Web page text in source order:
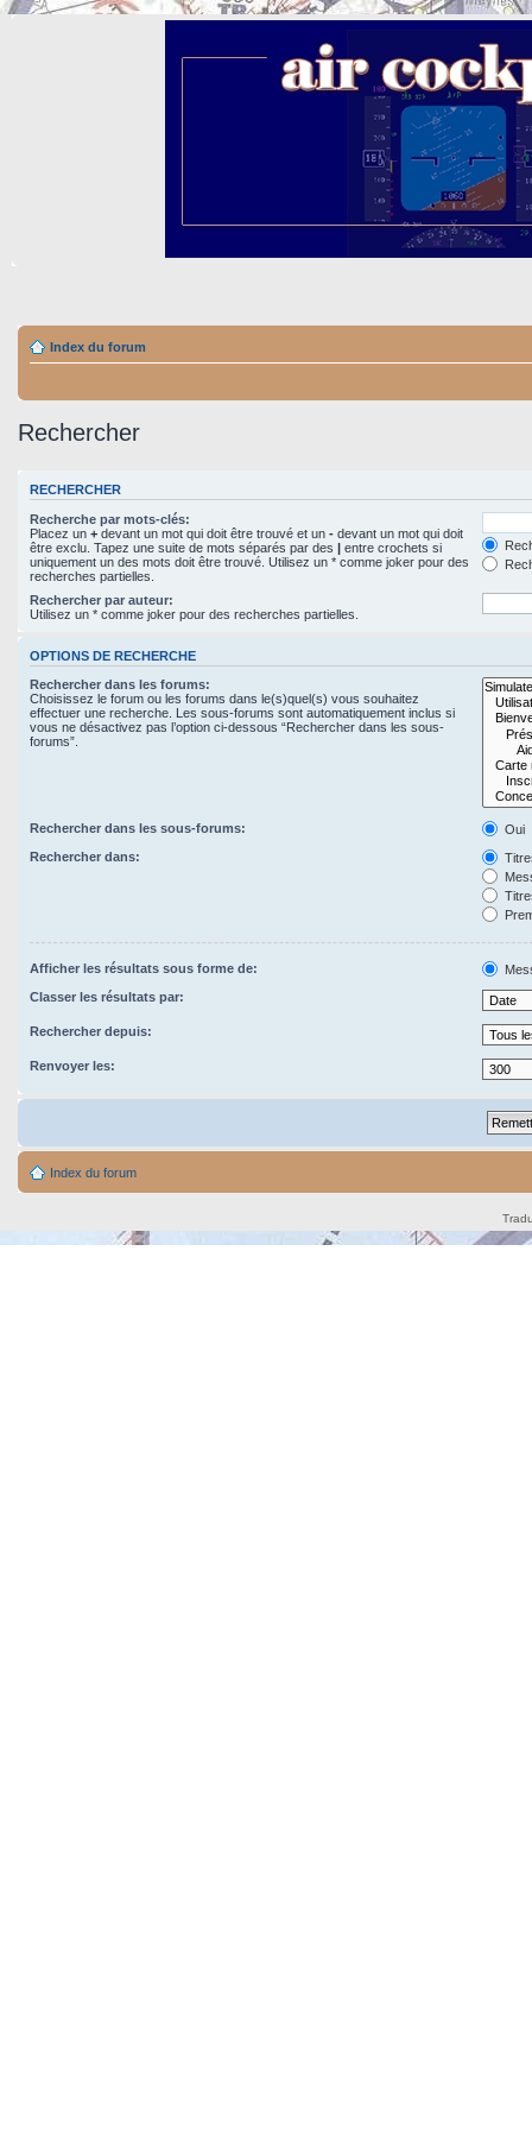
Index du forum
Rechercher
RECHERCHER
Recherche par mots-clés:
Placez un + devant un mot qui doit être trouvé et un - devant un mot qui doit
être exclu. Tapez une suite de mots séparés par des | entre crochets si
uniquement un des mots doit être trouvé. Utilisez un * comme joker pour des
recherches partielles.
Rechercher par auteur:
Utilisez un * comme joker pour des recherches partielles.
OPTIONS DE RECHERCHE
Rechercher dans les forums:
Choisissez le forum ou les forums dans le(s)quel(s) vous souhaitez
effectuer une recherche. Les sous-forums sont automatiquement inclus si
vous ne désactivez pas l’option ci-dessous “Rechercher dans les sous-
forums”.
Rechercher dans les sous-forums:
Oui
Rechercher dans:
Afficher les résultats sous forme de:
Classer les résultats par:
Rechercher depuis:
Renvoyer les:
Index du forum